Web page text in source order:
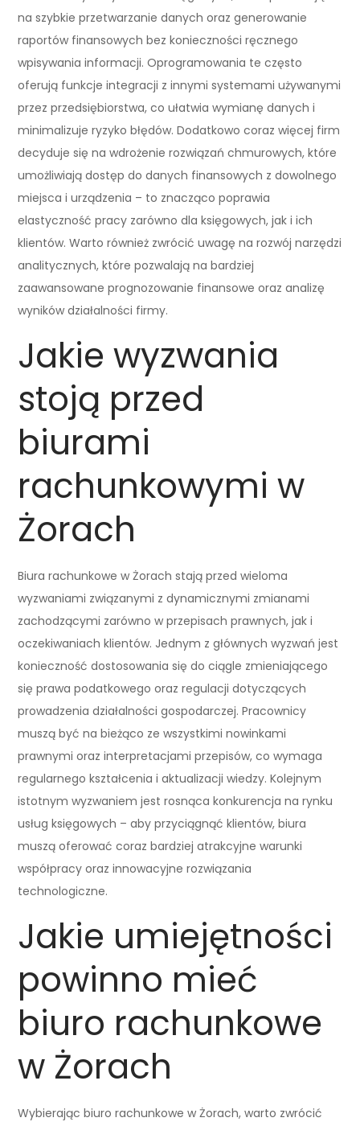
na szybkie przetwarzanie danych oraz generowanie
raportów finansowych bez konieczności ręcznego
wpisywania informacji. Oprogramowania te często
oferują funkcje integracji z innymi systemami używanymi
przez przedsiębiorstwa, co ułatwia wymianę danych i
minimalizuje ryzyko błędów. Dodatkowo coraz więcej firm
decyduje się na wdrożenie rozwiązań chmurowych, które
umożliwiają dostęp do danych finansowych z dowolnego
miejsca i urządzenia – to znacząco poprawia
elastyczność pracy zarówno dla księgowych, jak i ich
klientów. Warto również zwrócić uwagę na rozwój narzędzi
analitycznych, które pozwalają na bardziej
zaawansowane prognozowanie finansowe oraz analizę
wyników działalności firmy.
Jakie wyzwania
stoją przed
biurami
rachunkowymi w
Żorach
Biura rachunkowe w Żorach stają przed wieloma
wyzwaniami związanymi z dynamicznymi zmianami
zachodzącymi zarówno w przepisach prawnych, jak i
oczekiwaniach klientów. Jednym z głównych wyzwań jest
konieczność dostosowania się do ciągle zmieniającego
się prawa podatkowego oraz regulacji dotyczących
prowadzenia działalności gospodarczej. Pracownicy
muszą być na bieżąco ze wszystkimi nowinkami
prawnymi oraz interpretacjami przepisów, co wymaga
regularnego kształcenia i aktualizacji wiedzy. Kolejnym
istotnym wyzwaniem jest rosnąca konkurencja na rynku
usług księgowych – aby przyciągnąć klientów, biura
muszą oferować coraz bardziej atrakcyjne warunki
współpracy oraz innowacyjne rozwiązania
technologiczne.
Jakie umiejętności
powinno mieć
biuro rachunkowe
w Żorach
Wybierając biuro rachunkowe w Żorach, warto zwrócić